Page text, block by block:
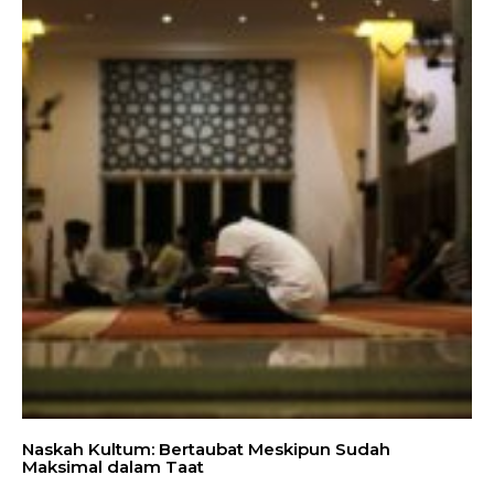
Naskah Kultum: Bertaubat Meskipun Sudah
Maksimal dalam Taat